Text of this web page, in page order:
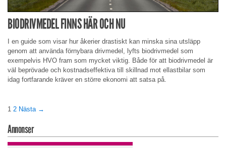
BIODRIVMEDEL FINNS HÄR OCH NU
I en guide som visar hur åkerier drastiskt kan minska sina utsläpp
genom att använda förnybara drivmedel, lyfts biodrivmedel som
exempelvis HVO fram som mycket viktig. Både för att biodrivmedel är
väl beprövade och kostnadseffektiva till skillnad mot ellastbilar som
idag fortfarande kräver en större ekonomi att satsa på.
1 2 Nästa →
Annonser